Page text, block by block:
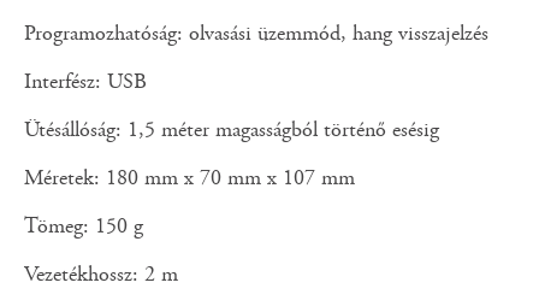
Programozhatóság: olvasási üzemmód, hang visszajelzés
Interfész: USB
Ütésállóság: 1,5 méter magasságból történő esésig
Méretek: 180 mm x 70 mm x 107 mm
Tömeg: 150 g
Vezetékhossz: 2 m